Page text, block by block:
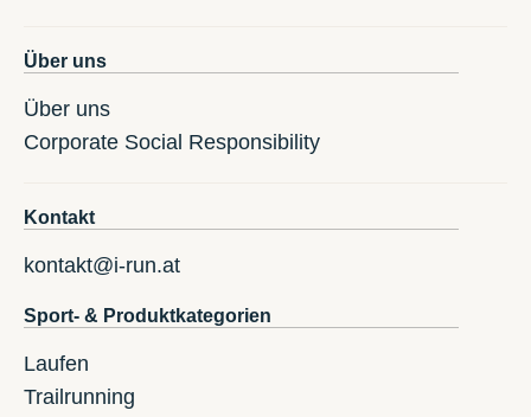
Über uns
Über uns
Corporate Social Responsibility
Kontakt
kontakt@i-run.at
Sport- & Produktkategorien
Laufen
Trailrunning